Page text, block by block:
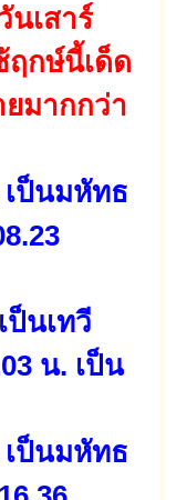
นเสาร์
กษ์นี้เด็ด
ยมากกว่า
เป็นมหัทธ
ป็นเทวี
น. เป็น
เป็นมหัทธ